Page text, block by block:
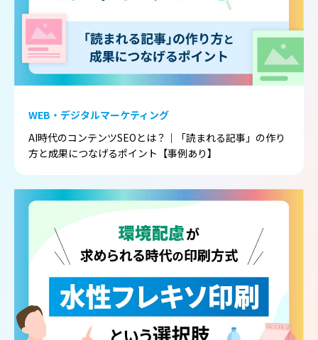
WEB・デジタルマーケティング
AI時代のコンテンツSEOとは？｜「読まれる記事」の作り
方と成果につなげるポイント【事例あり】